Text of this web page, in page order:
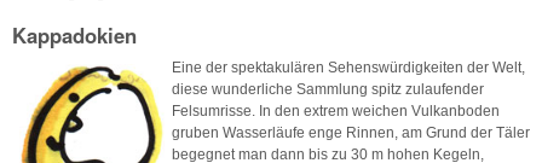
Kappadokien
Eine der spektakulären Sehenswürdigkeiten der Welt,
diese wunderliche Sammlung spitz zulaufender
Felsumrisse. In den extrem weichen Vulkanboden
gruben Wasserläufe enge Rinnen, am Grund der Täler
begegnet man dann bis zu 30 m hohen Kegeln,